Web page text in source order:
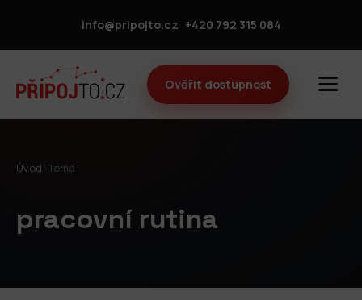
info@pripojto.cz +420 792 315 084
Ověřit dostupnost
Úvod Téma
pracovní rutina